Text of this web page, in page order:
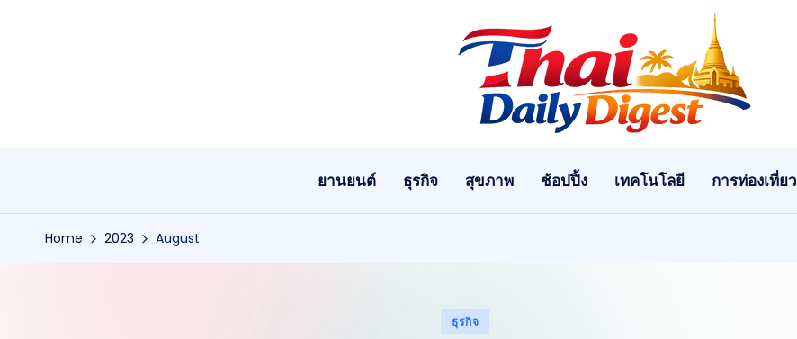
T
h
ai
D
ยานยนต์ ธุรกิจ สุขภาพ ช้อปปิ้ง เทคโนโลยี การท่องเที่ยว
Home 2023 August
Posted
ธุรกิจ